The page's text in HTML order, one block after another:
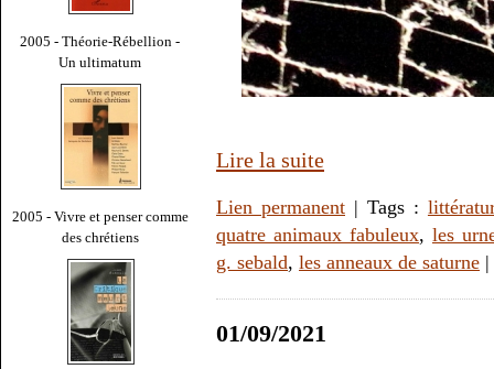
2005 - Théorie-Rébellion -
Un ultimatum
2005 - Vivre et penser comme
des chrétiens
Lire la suite
Lien permanent | Tags :
quatre animaux fabuleux, les
g. sebald, les anneaux de saturne |
01/09/2021